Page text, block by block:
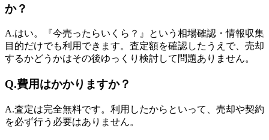
か？
A.はい。『今売ったらいくら？』という相場確認・情報収集
目的だけでも利用できます。査定額を確認したうえで、売却
するかどうかはその後ゆっくり検討して問題ありません。
Q.費用はかかりますか？
A.査定は完全無料です。利用したからといって、売却や契約
を必ず行う必要はありません。